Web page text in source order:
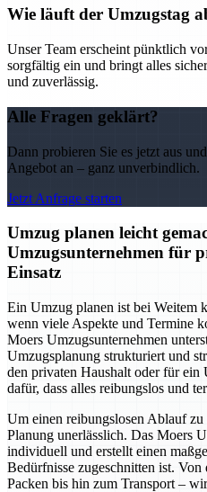
Wie läuft der Umzugstag
Unser Team erscheint pünktlich
sorgfältig ein und bringt alles
und zuverlässig.
Alle Fragen geklärt?
Dann probieren Sie es jetzt aus
Angebot an – ganz unverbindlich.
Jetzt Anfrage starten
Umzug planen leicht
Umzugsunternehmen für
Einsatz
Ein Umzug planen ist bei Weitem
wenn viele Aspekte und Termine
Moers Umzugsunternehmen
Umzugsplanung strukturiert und
den privaten Haushalt oder für ein
dafür, dass alles reibungslos und
Um einen reibungslosen Ablauf
Planung unerlässlich. Das Moers
individuell und erstellt einen
Bedürfnisse zugeschnitten ist. Von
Packen bis hin zum Transport –